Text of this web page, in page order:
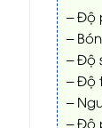
– Độ
–
– Độ
– Độ
–
– Độ